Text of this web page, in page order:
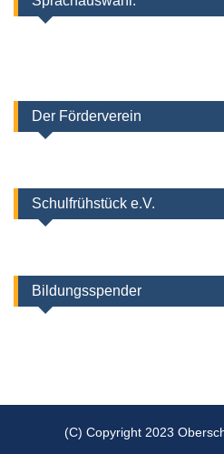
Der Förderverein
Schulfrühstück e.V.
Bildungsspender
(C) Copyright 2023